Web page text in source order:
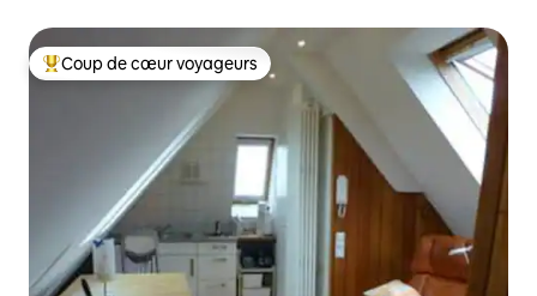
Coups de cœur voyageurs les plus appréciés
Coup de cœur voyageurs